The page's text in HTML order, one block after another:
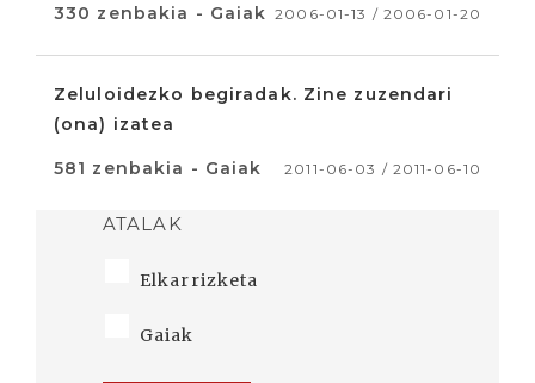
330 zenbakia - Gaiak 2006-01-13 / 2006-01-20
Zeluloidezko begiradak. Zine zuzendari
(ona) izatea
581 zenbakia - Gaiak 2011-06-03 / 2011-06-10
ATALAK
Elkarrizketa
Gaiak